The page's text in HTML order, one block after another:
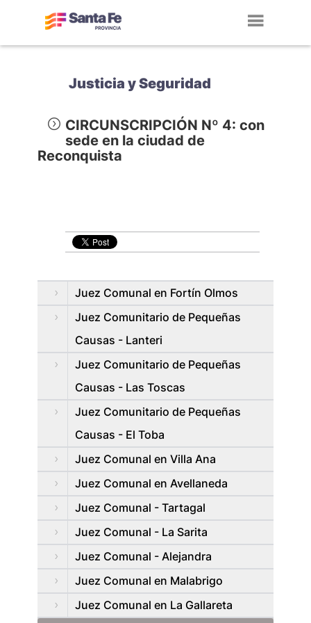
Justicia y Seguridad
CIRCUNSCRIPCIÓN Nº 4: con
sede en la ciudad de
Reconquista
Juez Comunal en Fortí­n Olmos
Juez Comunitario de Pequeñas
Causas - Lanteri
Juez Comunitario de Pequeñas
Causas - Las Toscas
Juez Comunitario de Pequeñas
Causas - El Toba
Juez Comunal en Villa Ana
Juez Comunal en Avellaneda
Juez Comunal - Tartagal
Juez Comunal - La Sarita
Juez Comunal - Alejandra
Juez Comunal en Malabrigo
Juez Comunal en La Gallareta